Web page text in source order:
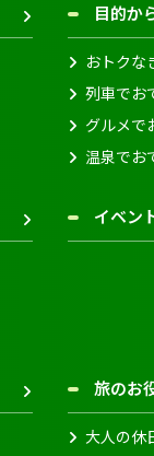
目的か
おトクな
列車でお
グルメで
温泉でお
イベン
旅のお
大人の休